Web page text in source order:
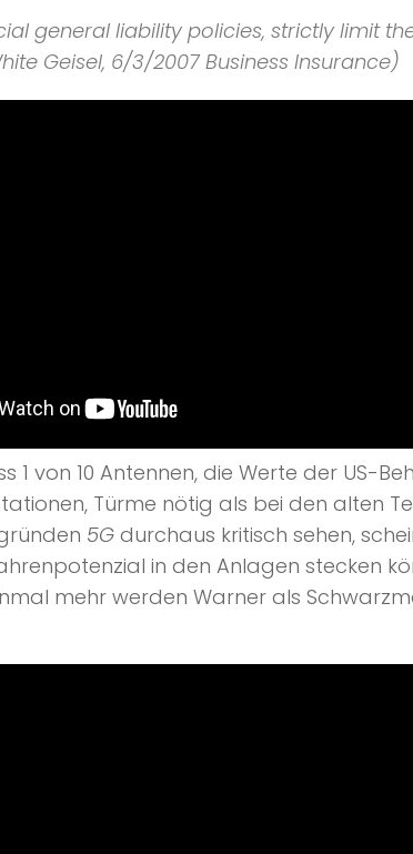
general liability policies, strictly limit
Geisel, 6/3/2007 Business Insurance)
1 von 10 Antennen, die Werte der US-
Türme nötig als bei den alten
5G durchaus kritisch sehen,
in den Anlagen stecken
mehr werden Warner als